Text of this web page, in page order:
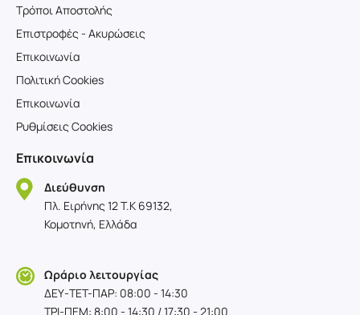
Τρόποι Αποστολής
Επιστροφές - Ακυρώσεις
Επικοινωνία
Πολιτική Cookies
Επικοινωνία
Ρυθμίσεις Cookies
Επικοινωνία
Διεύθυνση
Πλ. Ειρήνης 12 T.K 69132,
Κομοτηνή, Ελλάδα
Ωράριο λειτουργίας
ΔΕΥ-TET-ΠΑΡ: 08:00 - 14:30
ΤΡΙ-ΠΕΜ: 8:00 - 14:30 / 17:30 - 21:00